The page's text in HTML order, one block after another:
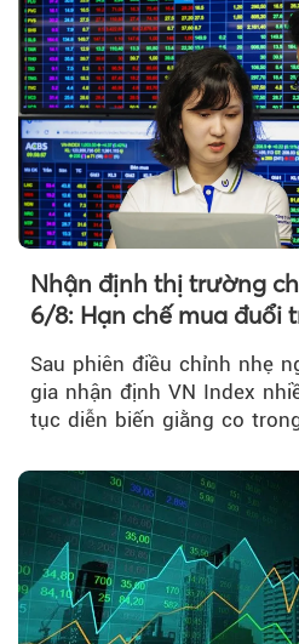
Nhận định thị trường
6/8: Hạn chế mua đuổi
Sau phiên điều chỉnh nhẹ
gia nhận định VN Index
tục diễn biến giằng co